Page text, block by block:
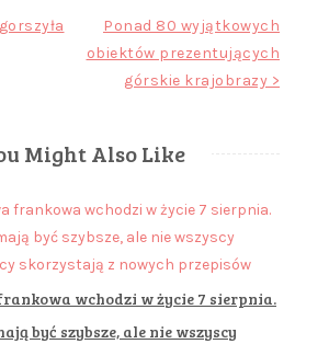
Ponad 80 wyjątkowych
obiektów prezentujących
górskie krajobrazy >
Might Also Like
wchodzi w życie 7 sierpnia.
być szybsze, ale nie wszyscy